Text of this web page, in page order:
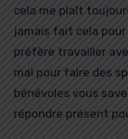
cela me plaît
jamais fait cela pour
préfère travailler
mal pour faire des
bénévoles vous
répondre présent